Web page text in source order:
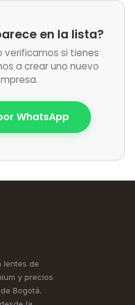
en la lista?
verificamos si tienes
a crear uno nuevo
WhatsApp
lentes de
y precios
Bogotá.